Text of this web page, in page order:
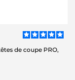
de coupe PRO,